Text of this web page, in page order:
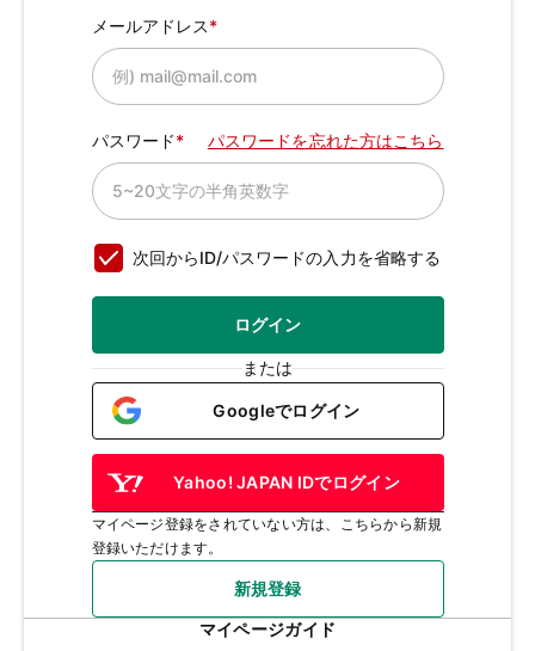
メールアドレス
パスワード パスワードを忘れた方はこちら
次回からID/パスワードの入力を省略する
ログイン
または
Googleでログイン
Yahoo! JAPAN IDでログイン
マイページ登録をされていない方は、こちらから新規
登録いただけます。
新規登録
マイページガイド